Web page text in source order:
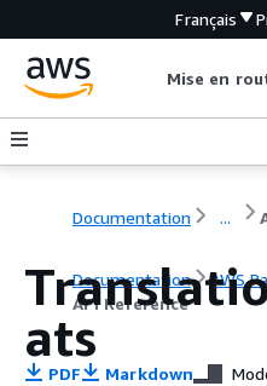
Français
Mise en
Documentation ...
Documentation
AWS
API Reference
ats
PDF Markdown